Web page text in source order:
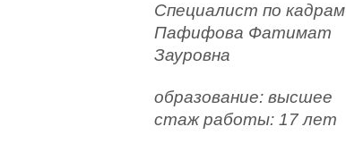
Специалист по кадрам
Пафифова Фатимат
Зауровна
образование: высшее
стаж работы: 17 лет